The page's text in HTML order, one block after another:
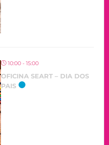
10:00 - 15:00
OFICINA SEART – DIA DOS
PAIS